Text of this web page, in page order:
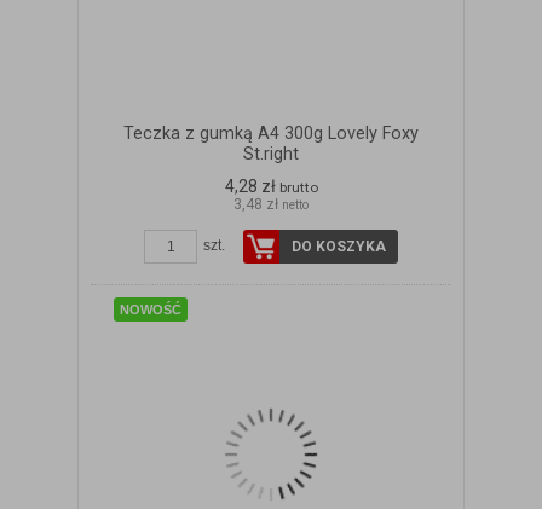
Teczka z gumką A4 300g Lovely Foxy
St.right
4,28 zł brutto
3,48 zł netto
szt. DO KOSZYKA
ZOBACZ SZCZEGÓŁY
NOWOŚĆ